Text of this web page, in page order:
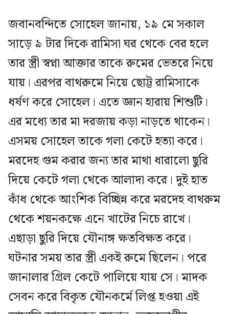
জবানবন্দিতে সোহেল জানায়, ১৯ মে সকাল
সাড়ে ৯ টার দিকে রামিসা ঘর থেকে বের হলে
তার স্ত্রী স্বপ্না আক্তার তাকে রুমের ভেতরে নিয়ে
যায়। এরপর বাথরুমে নিয়ে ছোট্ট রামিসাকে
ধর্ষণ করে সোহেল। এতে জ্ঞান হারায় শিশুটি।
এর মধ্যে তার মা দরজায় কড়া নাড়তে থাকেন।
এসময় সোহেল তাকে গলা কেটে হত্যা করে।
মরদেহ গুম করার জন্য তার মাথা ধারালো ছুরি
দিয়ে কেটে গলা থেকে আলাদা করে। দুই হাত
কাঁধ থেকে আংশিক বিচ্ছিন্ন করে মরদেহ বাথরুম
থেকে শয়নকক্ষে এনে খাটের নিচে রাখে।
এছাড়া ছুরি দিয়ে যৌনাঙ্গ ক্ষতবিক্ষত করে।
ঘটনার সময় তার স্ত্রী একই রুমে ছিলেন। পরে
জানালার গ্রিল কেটে পালিয়ে যায় সে। মাদক
সেবন করে বিকৃত যৌনকর্মে লিপ্ত হওয়া এই